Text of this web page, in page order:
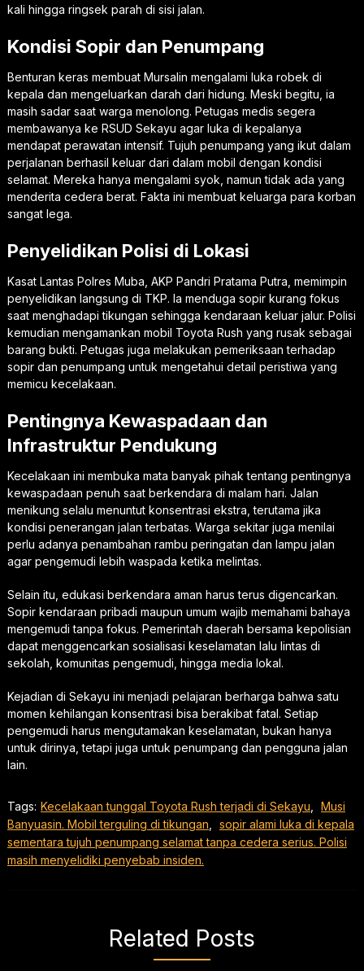
kali hingga ringsek parah di sisi jalan.
Kondisi Sopir dan Penumpang
Benturan keras membuat Mursalin mengalami luka robek di
kepala dan mengeluarkan darah dari hidung. Meski begitu, ia
masih sadar saat warga menolong. Petugas medis segera
membawanya ke RSUD Sekayu agar luka di kepalanya
mendapat perawatan intensif. Tujuh penumpang yang ikut dalam
perjalanan berhasil keluar dari dalam mobil dengan kondisi
selamat. Mereka hanya mengalami syok, namun tidak ada yang
menderita cedera berat. Fakta ini membuat keluarga para korban
sangat lega.
Penyelidikan Polisi di Lokasi
Kasat Lantas Polres Muba, AKP Pandri Pratama Putra, memimpin
penyelidikan langsung di TKP. Ia menduga sopir kurang fokus
saat menghadapi tikungan sehingga kendaraan keluar jalur. Polisi
kemudian mengamankan mobil Toyota Rush yang rusak sebagai
barang bukti. Petugas juga melakukan pemeriksaan terhadap
sopir dan penumpang untuk mengetahui detail peristiwa yang
memicu kecelakaan.
Pentingnya Kewaspadaan dan
Infrastruktur Pendukung
Kecelakaan ini membuka mata banyak pihak tentang pentingnya
kewaspadaan penuh saat berkendara di malam hari. Jalan
menikung selalu menuntut konsentrasi ekstra, terutama jika
kondisi penerangan jalan terbatas. Warga sekitar juga menilai
perlu adanya penambahan rambu peringatan dan lampu jalan
agar pengemudi lebih waspada ketika melintas.
Selain itu, edukasi berkendara aman harus terus digencarkan.
Sopir kendaraan pribadi maupun umum wajib memahami bahaya
mengemudi tanpa fokus. Pemerintah daerah bersama kepolisian
dapat menggencarkan sosialisasi keselamatan lalu lintas di
sekolah, komunitas pengemudi, hingga media lokal.
Kejadian di Sekayu ini menjadi pelajaran berharga bahwa satu
momen kehilangan konsentrasi bisa berakibat fatal. Setiap
pengemudi harus mengutamakan keselamatan, bukan hanya
untuk dirinya, tetapi juga untuk penumpang dan pengguna jalan
lain.
Tags: Kecelakaan tunggal Toyota Rush terjadi di Sekayu
Musi
Banyuasin. Mobil terguling di tikungan
sopir alami luka di kepala
sementara tujuh penumpang selamat tanpa cedera serius. Polisi
masih menyelidiki penyebab insiden.
Related Posts